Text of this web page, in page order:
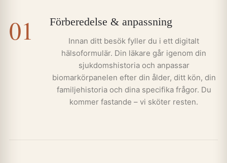
01 Förberedelse & anpassning
Innan ditt besök fyller du i ett digitalt
hälsoformulär. Din läkare går igenom din
sjukdomshistoria och anpassar
biomarkörpanelen efter din ålder, ditt kön, din
familjehistoria och dina specifika frågor. Du
kommer fastande – vi sköter resten.